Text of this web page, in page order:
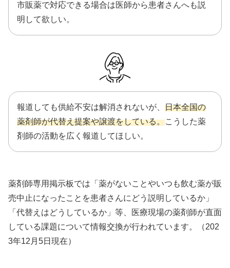
市販薬で対応できる場合は医師から患者さんへも説
明して欲しい。
報道しても供給不安は解消されないが、 日本全国の
薬剤師が代替え提案や譲渡をしている。こうした薬
剤師の活動を広く報道してほしい。
薬剤師専用掲示板では「薬がないことやいつも飲む薬が販
売中止になったことを患者さんにどう説明しているか」
「代替えはどうしているか」等、医療現場の薬剤師が直面
している課題について情報交換が行われています。（202
3年12月5日現在）